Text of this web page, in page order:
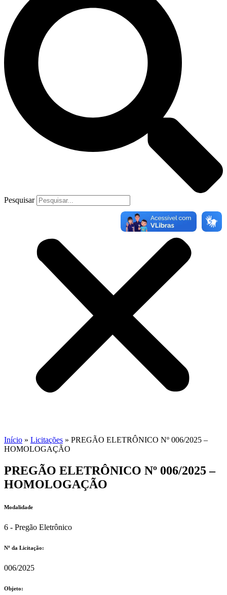
Pesquisar
Início » Licitações » PREGÃO ELETRÔNICO Nº 006/2025 –
HOMOLOGAÇÃO
PREGÃO ELETRÔNICO Nº 006/2025 –
HOMOLOGAÇÃO
Modalidade
6 - Pregão Eletrônico
Nº da Licitação: ​​
006/2025
Objeto: